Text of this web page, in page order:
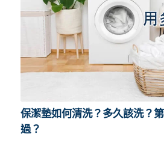
保潔墊如何清洗？多久該洗？
過？